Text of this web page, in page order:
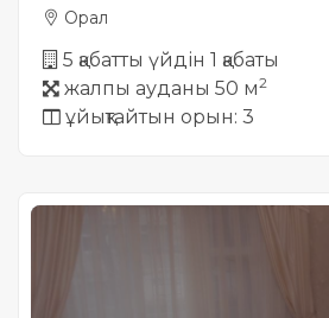
Орал
5 қабатты үйдін 1 қабаты
жалпы ауданы 50 м2
ұйықтайтын орын: 3